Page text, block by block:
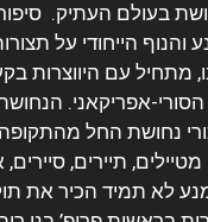
בעולם העתיק.
והנוף הייחודי על
מתחיל עם היווצרות
אפריקאני.
נחושת החל מהתקופה
תיירים,
לא תמיד הכיר את